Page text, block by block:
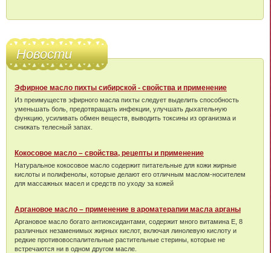
Новости
Эфирное масло пихты сибирской - свойства и применение
Из преимуществ эфирного масла пихты следует выделить способность
уменьшать боль, предотвращать инфекции, улучшать дыхательную
функцию, усиливать обмен веществ, выводить токсины из организма и
снижать телесный запах.
Кокосовое масло – свойства, рецепты и применение
Натуральное кокосовое масло содержит питательные для кожи жирные
кислоты и полифенолы, которые делают его отличным маслом-носителем
для массажных масел и средств по уходу за кожей
Аргановое масло – применение в ароматерапии масла арганы
Аргановое масло богато антиоксидантами, содержит много витамина Е, 8
различных незаменимых жирных кислот, включая линолевую кислоту и
редкие противовоспалительные растительные стерины, которые не
встречаются ни в одном другом масле.